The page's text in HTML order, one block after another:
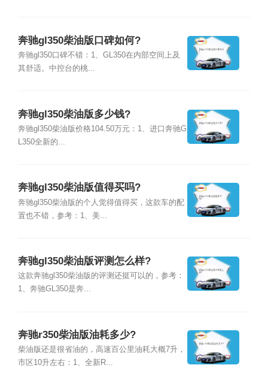
奔驰gl350柴油版口碑如何?
奔驰gl350口碑不错：1、GL350在内部空间上及
其舒适。中控台的桃...
奔驰gl350柴油版多少钱?
奔驰gl350柴油版价格104.50万元：1、进口奔驰G
L350全新的...
奔驰gl350柴油版值得买吗?
奔驰gl350柴油版的个人觉得值得买，这款车的配
置也不错，参考：1、美...
奔驰gl350柴油版评测怎么样?
这款奔驰gl350柴油版的评测还挺可以的，参考：
1、奔驰GL350是奔...
奔驰r350柴油版油耗多少?
柴油版还是很省油的，高速百公里油耗大概7升，
市区10升左右：1、全新R...